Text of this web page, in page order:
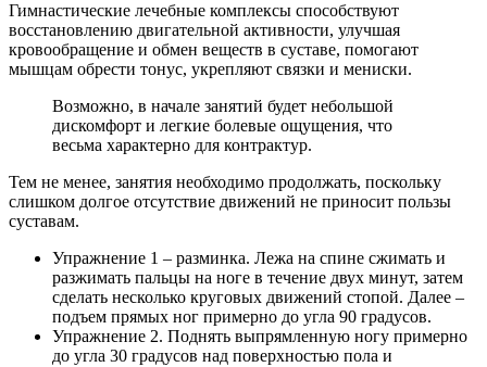
Гимнастические лечебные комплексы способствуют
восстановлению двигательной активности, улучшая
кровообращение и обмен веществ в суставе, помогают
мышцам обрести тонус, укрепляют связки и мениски.
Возможно, в начале занятий будет небольшой
дискомфорт и легкие болевые ощущения, что
весьма характерно для контрактур.
Тем не менее, занятия необходимо продолжать, поскольку
слишком долгое отсутствие движений не приносит пользы
суставам.
Упражнение 1 – разминка. Лежа на спине сжимать и
разжимать пальцы на ноге в течение двух минут, затем
сделать несколько круговых движений стопой. Далее –
подъем прямых ног примерно до угла 90 градусов.
Упражнение 2. Поднять выпрямленную ногу примерно
до угла 30 градусов над поверхностью пола и